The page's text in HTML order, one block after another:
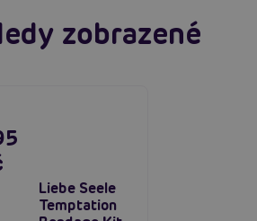
zobrazené
Liebe Seele
Temptation